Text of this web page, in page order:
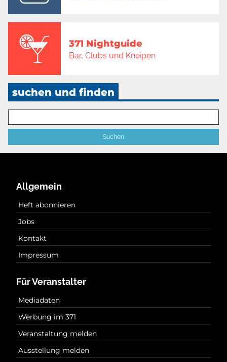
371 Nightguide
Bar, Clubs und Kneipen
suchen und finden
Allgemein
Heft abonnieren
Jobs
Kontakt
Impressum
Für Veranstalter
Mediadaten
Werbung im 371
Veranstaltung melden
Ausstellung melden